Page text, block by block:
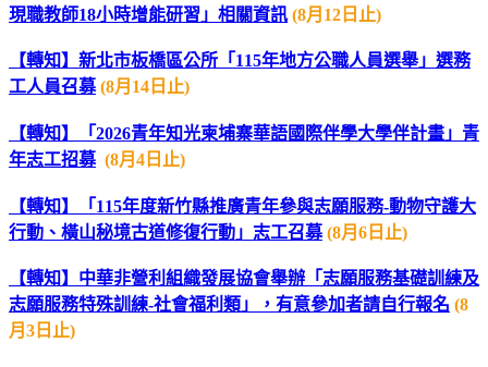
現職教師18小時增能研習」相關資訊 (8月12日止)
【轉知】新北市板橋區公所「115年地方公職人員選舉」選務
工人員召募 (8月14日止)
【轉知】「2026青年知光柬埔寨華語國際伴學大學伴計畫」青
年志工招募 (8月4日止)
【轉知】「115年度新竹縣推廣青年參與志願服務-動物守護大
行動、橫山秘境古道修復行動」志工召募 (8月6日止)
【轉知】中華非營利組織發展協會舉辦「志願服務基礎訓練及
志願服務特殊訓練-社會福利類」，有意參加者請自行報名 (8
月3日止)